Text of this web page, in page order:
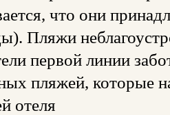
что они
Пляжи
первой линии
пляжей, которые
отеля